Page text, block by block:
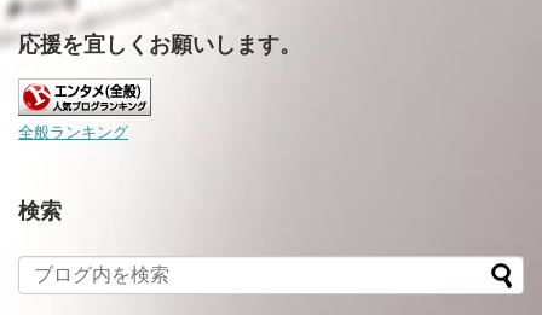
応援を宜しくお願いします。
全般ランキング
検索